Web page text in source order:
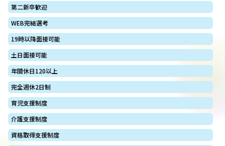
第二新卒歓迎
WEB完結選考
19時以降面接可能
土日面接可能
年間休日120以上
完全週休2日制
育児支援制度
介護支援制度
資格取得支援制度